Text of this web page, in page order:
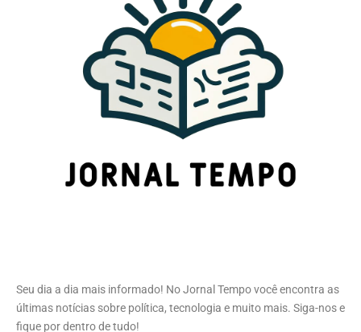
Seu dia a dia mais informado! No Jornal Tempo você encontra as
últimas notícias sobre política, tecnologia e muito mais. Siga-nos e
fique por dentro de tudo!